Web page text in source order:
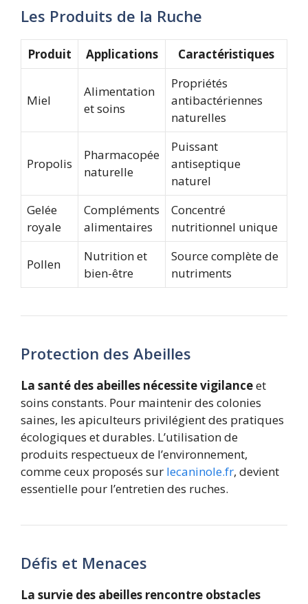
Les Produits de la Ruche
Produit Applications Caractéristiques
Miel
Alimentation
et soins
Propriétés
antibactériennes
naturelles
Propolis
Pharmacopée
naturelle
Puissant
antiseptique
naturel
Gelée
royale
Compléments
alimentaires
Concentré
nutritionnel unique
Pollen
Nutrition et
bien-être
Source complète de
nutriments
Protection des Abeilles
La santé des abeilles nécessite vigilanceet
soins constants. Pour maintenir des colonies
saines, les apiculteurs privilégient des pratiques
écologiques et durables. L’utilisation de
produits respectueux de l’environnement,
comme ceux proposés sur lecaninole.fr, devient
essentielle pour l’entretien des ruches.
Défis et Menaces
La survie des abeilles rencontre obstacles